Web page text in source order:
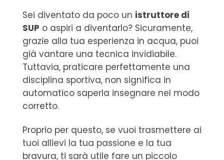
Sei diventato da poco un istruttore di
SUP o aspiri a diventarlo? Sicuramente,
grazie alla tua esperienza in acqua, puoi
già vantare una tecnica invidiabile.
Tuttavia, praticare perfettamente una
disciplina sportiva, non significa in
automatico saperla insegnare nel modo
corretto.
Proprio per questo, se vuoi trasmettere ai
tuoi allievi la tua passione e la tua
bravura, ti sarà utile fare un piccolo